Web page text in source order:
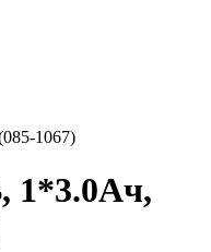
1067)
1*3.0Ач,